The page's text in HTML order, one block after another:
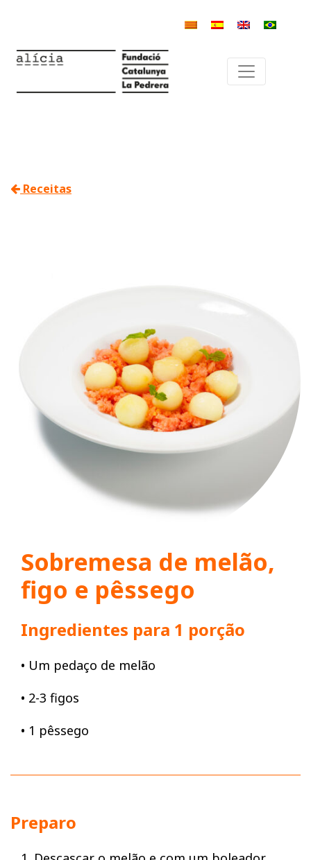
Receitas
Sobremesa de melão,
figo e pêssego
Ingredientes para 1 porção
• Um pedaço de melão
• 2-3 figos
• 1 pêssego
Preparo